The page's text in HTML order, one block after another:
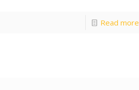
Read more